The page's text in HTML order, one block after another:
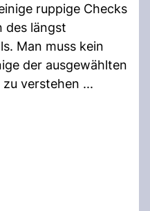
ruppige Checks
des längst
Man muss kein
der ausgewählten
verstehen ...